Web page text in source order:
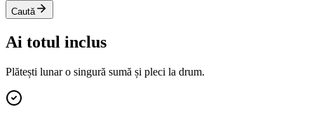
Caută
Ai totul inclus
Plătești lunar o singură sumă și pleci la drum.